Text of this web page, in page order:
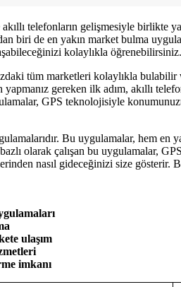
telefonların gelişmesiyle birlikte
biri de en yakın market bulma
kolaylıkla öğrenebilirsiniz.
tüm marketleri kolaylıkla
gereken ilk adım, akıllı
GPS teknolojisiyle
Bu uygulamalar, hem en
olarak çalışan bu uygulamalar,
nasıl gideceğinizi size
ulaşım
imkanı